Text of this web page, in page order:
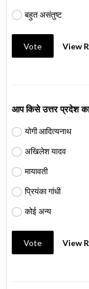
बहुत असंतुष्ट
Vote View
आप किसे उत्तर प्रदेश
योगी आदित्यनाथ
अखिलेश यादव
मायावती
प्रियंका गांधी
कोई अन्य
Vote View